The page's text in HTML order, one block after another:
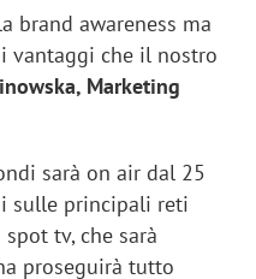
brand awareness ma
vantaggi che il nostro
Marketing
sarà on air dal 25
sulle principali reti
spot tv, che sarà
proseguirà tutto